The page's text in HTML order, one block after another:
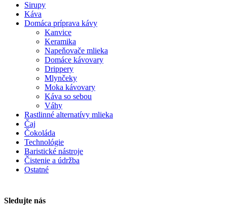
Sirupy
Káva
Domáca príprava kávy
Kanvice
Keramika
Napeňovače mlieka
Domáce kávovary
Drippery
Mlynčeky
Moka kávovary
Káva so sebou
Váhy
Rastlinné alternatívy mlieka
Čaj
Čokoláda
Technológie
Baristické nástroje
Čistenie a údržba
Ostatné
Sledujte nás